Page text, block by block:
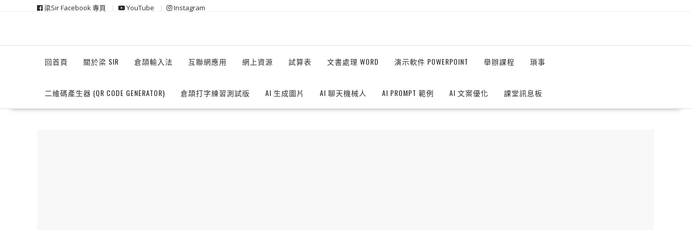
梁Sir Facebook 專頁 YouTube Instagram
回首頁 關於梁 SIR 倉頡輸入法 互聯網應用 網上資源 試算表 文書處理 WORD 演示軟件 POWERPOINT 舉辦課程 瑣事
二維碼產生器 (QR CODE GENERATOR) 倉頡打字練習測試版 AI 生成圖片 AI 聊天機械人 AI PROMPT 範例 AI 文案優化 課堂訊息板